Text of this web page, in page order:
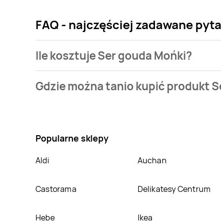
FAQ - najczęściej zadawane
Ile kosztuje Ser gouda Mońki?
naszej bazie jest z sieciStokrotka. Ser gouda
Gdzie można tanio kupić produkt
Popularne sklepy
Aldi Auchan
Castorama Delikatesy Centrum
Hebe Ikea